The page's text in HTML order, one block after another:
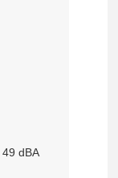
dBA